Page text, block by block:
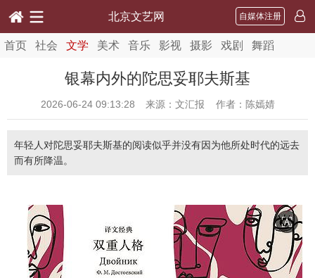
北京文艺网 自媒体注册
首页 社会 文学 美术 音乐 影视 摄影 戏剧 舞蹈
银幕内外的陀思妥耶夫斯基
2026-06-24 09:13:28 来源：文汇报 作者：陈嫣婧
年轻人对陀思妥耶夫斯基的阅读似乎并没有因为他所处时代的远去
而有所降温。